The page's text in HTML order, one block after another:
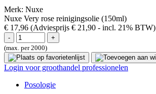
Merk: Nuxe
Nuxe Very rose reinigingsolie (150ml)
€ 17,96 (Adviesprijs € 21,90 - incl. 21% BTW)
(max. per 2000)
Login voor groothandel professionelen
Posologie